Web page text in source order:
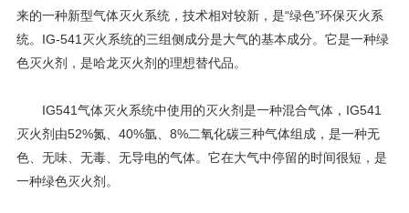
来的一种新型气体灭火系统，技术相对较新，是“绿色”环保灭火系
统。IG-541灭火系统的三组侧成分是大气的基本成分。它是一种绿
色灭火剂，是哈龙灭火剂的理想替代品。
IG541气体灭火系统中使用的灭火剂是一种混合气体，IG541
灭火剂由52%氮、40%氩、8%二氧化碳三种气体组成，是一种无
色、无味、无毒、无导电的气体。它在大气中停留的时间很短，是
一种绿色灭火剂。